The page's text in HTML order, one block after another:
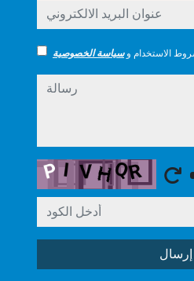
عنوان البريد الالكتروني
الاستخدام وسياسة الخصوصية
رسالة
Captcha
إرسال